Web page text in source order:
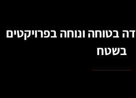
בטוחה ונוחה בפרויקטים
בשטח